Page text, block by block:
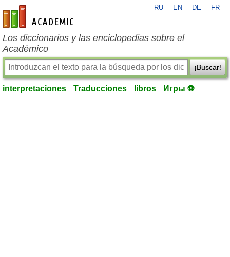
es-academic.com
RU EN DE FR
Los diccionarios y las enciclopedias sobre el
Académico
¡Buscar!
interpretaciones Traducciones libros Игры ⚽